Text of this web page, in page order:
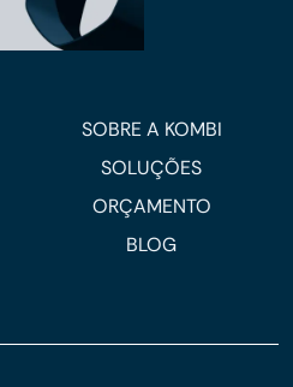
SOBRE A KOMBI
SOLUÇÕES
ORÇAMENTO
BLOG